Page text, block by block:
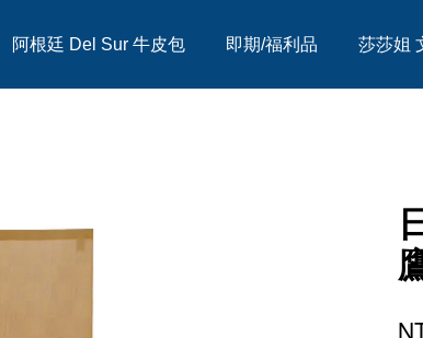
阿根廷 Del Sur 牛皮包 即期/福利品 莎莎姐
您的購物車目前還是空的。